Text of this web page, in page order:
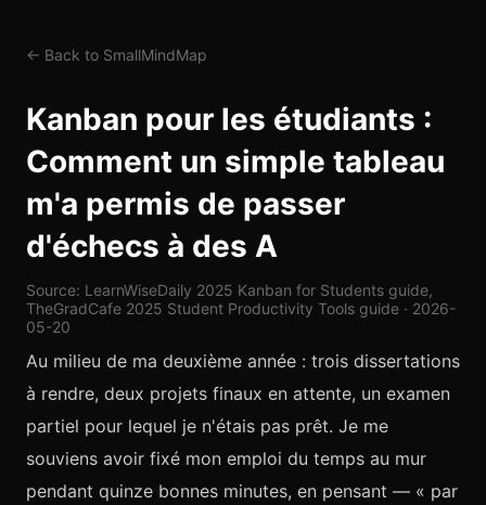
← Back to SmallMindMap
Kanban pour les étudiants :
Comment un simple tableau
m'a permis de passer
d'échecs à des A
Source: LearnWiseDaily 2025 Kanban for Students guide,
TheGradCafe 2025 Student Productivity Tools guide · 2026-
05-20
Au milieu de ma deuxième année : trois dissertations
à rendre, deux projets finaux en attente, un examen
partiel pour lequel je n'étais pas prêt. Je me
souviens avoir fixé mon emploi du temps au mur
pendant quinze bonnes minutes, en pensant — « par